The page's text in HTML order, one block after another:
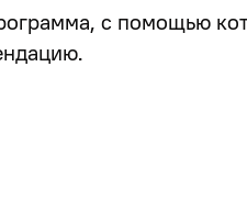
с помощью